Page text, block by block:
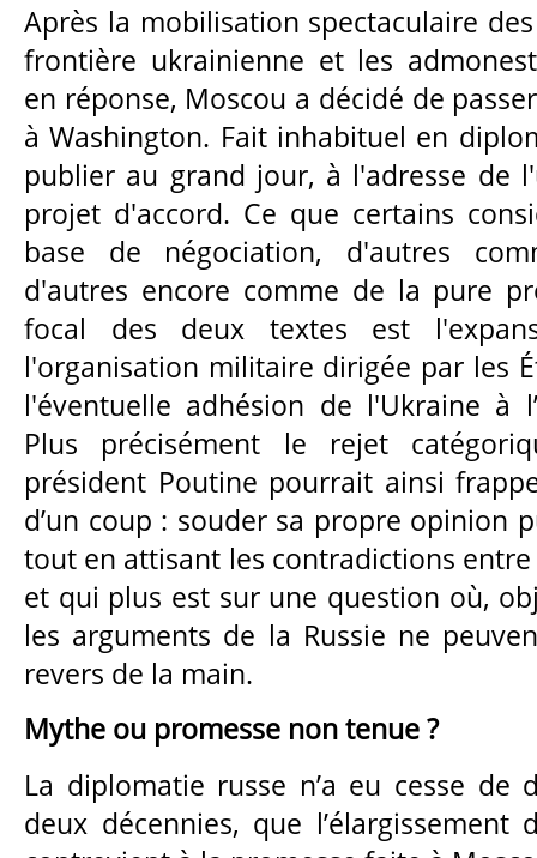
Après la mobilisation spectaculaire
frontière ukrainienne et les
en réponse, Moscou a décidé de
à Washington. Fait inhabituel en
publier au grand jour, à l'adresse de
projet d'accord. Ce que certains
base de négociation, d'autres
d'autres encore comme de la pure
focal des deux textes est
l'organisation militaire dirigée par les
l'éventuelle adhésion de l'Ukraine à
Plus précisément le rejet
président Poutine pourrait ainsi
d’un coup : souder sa propre opinion
tout en attisant les contradictions entre
et qui plus est sur une question où,
les arguments de la Russie ne
revers de la main.
Mythe ou promesse non tenue ?
La diplomatie russe n’a eu cesse de
deux décennies, que l’élargissement